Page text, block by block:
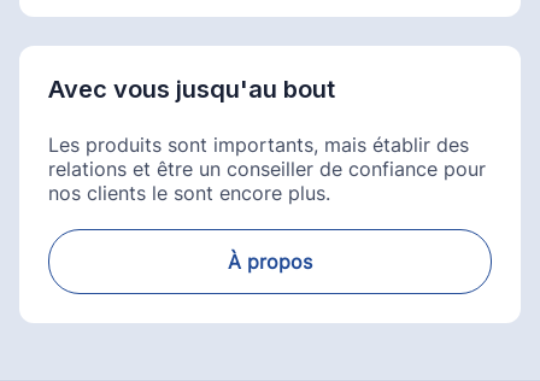
Avec vous jusqu'au bout
Les produits sont importants, mais établir des
relations et être un conseiller de confiance pour
nos clients le sont encore plus.
À propos